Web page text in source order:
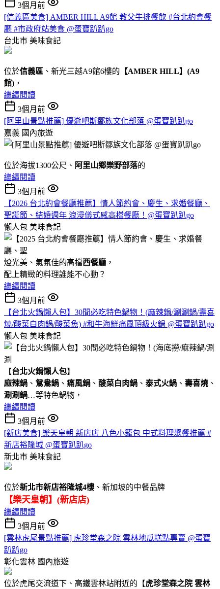
3個月前
[信義區美食] AMBER HILL A9館 教父牛排餐飲 #台北約會餐
廳 #市政府站美食 @蛋寶趴趴go
台北市 美味食記
位於信義區 、新光三越A9館6樓的 【AMBER HILL】(A9
館) ，
繼續閱讀
3個月前
[阿里山景點推薦] 優遊吧斯鄒族文化部落 @蛋寶趴趴go
嘉義 國內旅遊
位於海拔1300公尺、 阿里山鄉樂野部落的
繼續閱讀
3個月前
【2026 台北約會餐廳推薦】情人節約會、慶生、求婚餐廳、
聖誕節、結婚週年 浪漫儀式感高檔餐廳！@蛋寶趴趴go
懶人包 美味食記
燈光美、氣氛佳的高檔西餐廳 ，
配上精緻的料理誰能不心動？
繼續閱讀
3個月前
【台北火鍋懶人包】30間必吃特色鍋物！(麻辣鍋/涮涮鍋/壽喜
燒/酸菜白肉鍋/酸菜魚) #和牛海鮮痛風頂級火鍋 @蛋寶趴趴go
懶人包 美味食記
【台北火鍋懶人包】
麻辣鍋 、 鴛鴦鍋 、 痛風鍋 、 酸菜白肉鍋 、 泰式火鍋 、 壽喜燒 、
涮涮鍋…等特色鍋物，
繼續閱讀
3個月前
[新店美食] 樂天皇朝 新店店 八色小籠包 中式料理聚餐推薦 #
新店裕隆城 @蛋寶趴趴go
新北市 美味食記
位於新北市新店裕隆城4樓 、新加坡的中餐品牌
【樂天皇朝】(新店店)
繼續閱讀
3個月前
[雲林虎尾景點推薦] 虎珍堂森之院 雲林地瓜糕點專賣 @蛋寶
趴趴go
彰化雲林 國內旅遊
位於虎尾交流道下、高鐵雲林站附近的【虎珍堂森之院 雲林